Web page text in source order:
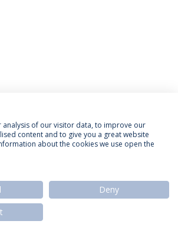
Termos & Condições
do Titular dos Dados
Católica Portuguesa
analysis of our visitor data, to improve our
content and to give you a great website
about the cookies we use open the
Deny